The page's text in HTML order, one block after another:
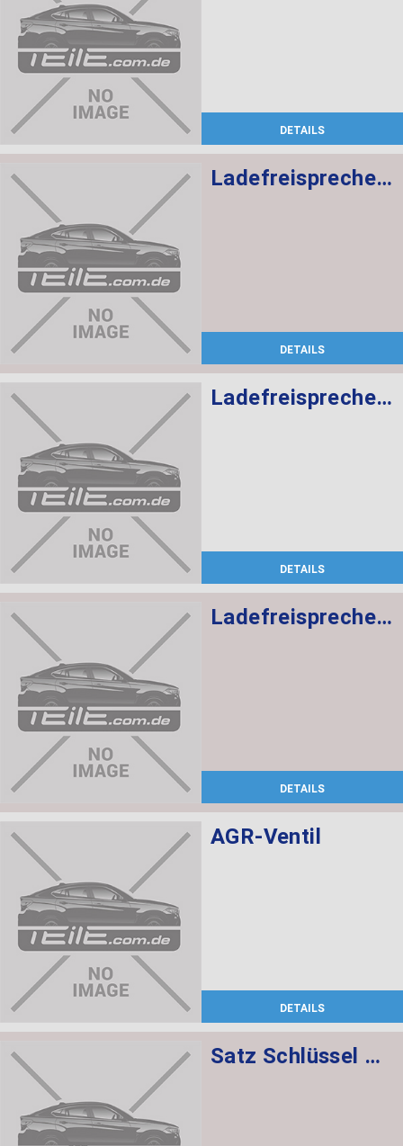
DETAILS
Ladefreisprechelektronik High BASIS SVS MULF2
DETAILS
Ladefreisprechelektronik High BASIS SVS MULF2
DETAILS
Ladefreisprechelektronik High BASIS SVS MULF2
DETAILS
AGR-Ventil
DETAILS
Satz Schlüssel mit CAS-Steuergerät 868 MHZ